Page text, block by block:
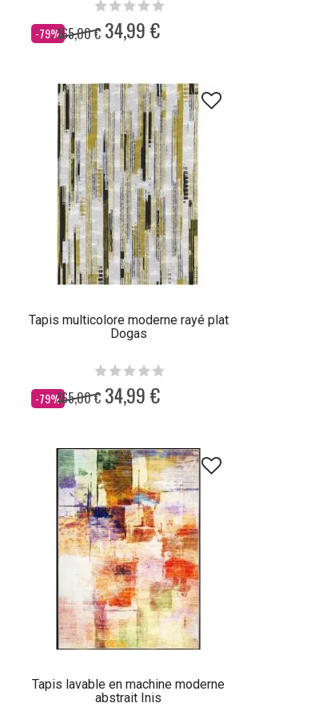
-79%
Dès 165,00 € 34,99 €
Tapis multicolore moderne rayé plat
Dogas
-79%
Dès 165,00 € 34,99 €
Tapis lavable en machine moderne
abstrait Inis